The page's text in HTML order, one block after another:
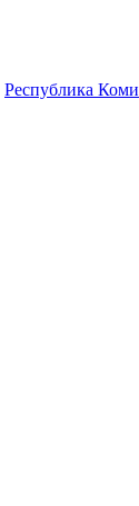
Республика Коми